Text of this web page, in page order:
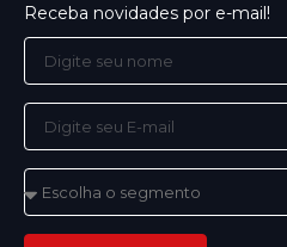
Receba novidades por e-mail!